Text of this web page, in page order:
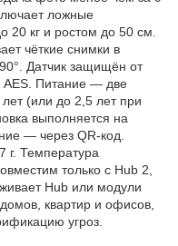
ложные
20 кг и ростом до 50 см.
чёткие снимки в
Датчик защищён от
AES. Питание — две
(или до 2,5 лет при
выполняется на
— через QR-код.
г. Температура
только с Hub 2,
Hub или модули
квартир и офисов,
угроз.